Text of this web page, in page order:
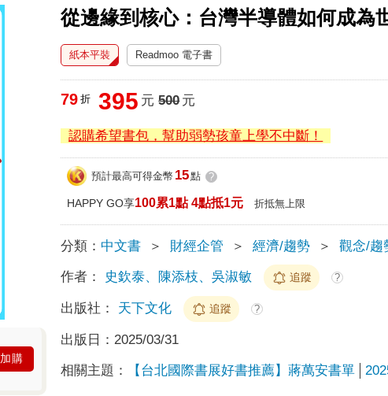
從邊緣到核心：台灣半導體如何成為
加購
紙本平裝 Readmoo 電子書
79 折 395 元 500元
認購希望書包，幫助弱勢孩童上學不中斷！
預計最高可得金幣 15點 ?
HAPPY GO享100累1點 4點抵1元 折抵無上限
分類： 中文書 ＞ 財經企管 ＞ 經濟/趨勢 ＞ 觀念/趨
作者： 史欽泰、陳添枝、吳淑敏 追蹤 ?
出版社： 天下文化 追蹤 ?
出版日： 2025/03/31
相關主題： 【台北國際書展好書推薦】蔣萬安書單